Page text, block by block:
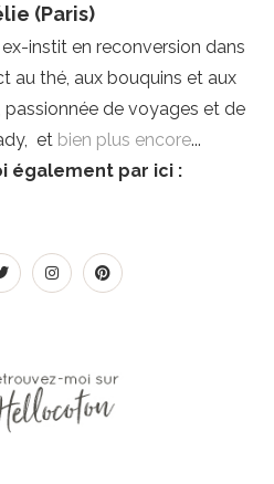
(Paris)
instit en reconversion dans
au thé, aux bouquins et aux
de voyages et de
et bien plus encore...
également par ici :